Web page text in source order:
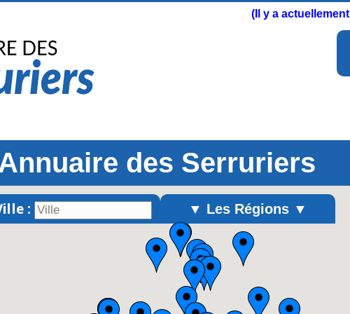
(Il y a actuellement
des Serruriers
: ▼ Les Régions ▼
Alsace
Aquitaine
Basse-Normandie